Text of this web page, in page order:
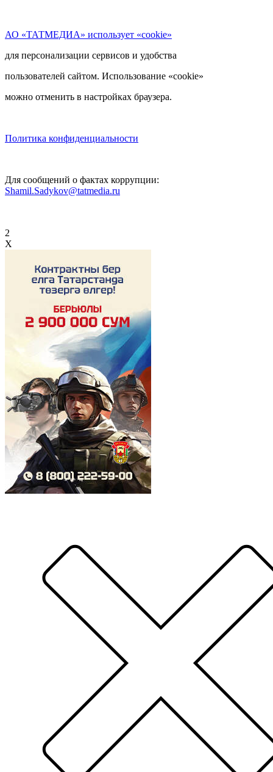
АО «ТАТМЕДИА» использует «cookie»
для персонализации сервисов и удобства
пользователей сайтом. Использование «cookie»
можно отменить в настройках браузера.
Политика конфиденциальности
Для сообщений о фактах коррупции:
Shamil.Sadykov@tatmedia.ru
2
X